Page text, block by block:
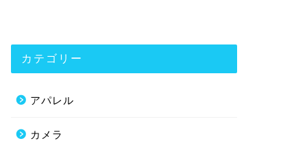
カテゴリー
アパレル
カメラ